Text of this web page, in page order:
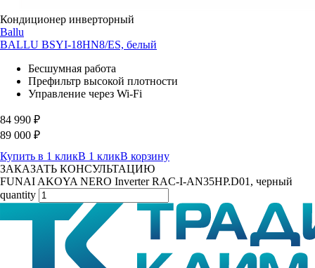
Кондиционер инверторный
Ballu
BALLU BSYI-18HN8/ES, белый
Бесшумная работа
Префильтр высокой плотности
Управление через Wi-Fi
84 990 ₽
89 000 ₽
Купить в 1 кликВ 1 кликВ корзину
ЗАКАЗАТЬ КОНСУЛЬТАЦИЮ
FUNAI AKOYA NERO Inverter RAC-I-AN35HP.D01, черный
quantity